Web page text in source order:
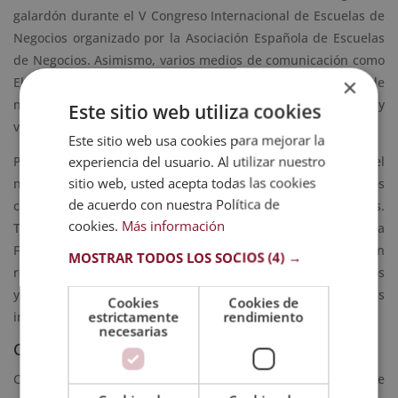
galardón durante el V Congreso Internacional de Escuelas de
Negocios organizado por la Asociación Española de Escuelas
de Negocios. Asimismo, varios medios de comunicación como
El País destacaron en diferentes artículos algunos de
nuestros programas formativos por su calidad, precio y
valoraciones.
Por otro lado, el portal educativo más importante a nivel
nacional, Emagister, también destacó algunos de nuestros
centros por su excelencia y las opiniones de los alumnos.
Tanto es así que, este año 2019, 22 escuelas de Grupo Esneca
Formación recibieron elSello Cum Laude 2019
. Este galardón
reconoce las buenas opiniones de los alumnos de los centros
y sirve como guía de excelencia para otras personas
interesadas en seguir formándose. ¡Felicidades a todos!
Comprometidos con la igualdad
Cerramos una década y damos paso a una nueva en la que
×
Este sitio web utiliza cookies
Este sitio web usa cookies para mejorar la
experiencia del usuario. Al utilizar nuestro
sitio web, usted acepta todas las cookies
de acuerdo con nuestra Política de
cookies. Más información
MOSTRAR TODOS LOS SOCIOS(4) →
Cookies
estrictamente
necesarias
Cookies de
rendimiento